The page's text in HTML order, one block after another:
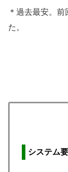
＊過去最安。
た。
システム